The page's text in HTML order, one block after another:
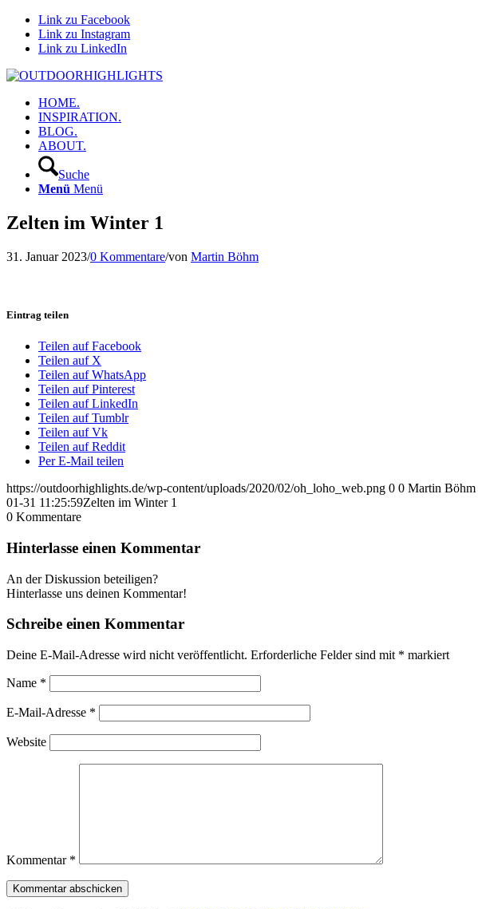
Link zu Facebook
Link zu Instagram
Link zu LinkedIn
HOME.
INSPIRATION.
BLOG.
ABOUT.
Suche
Menü Menü
Zelten im Winter 1
31. Januar 2023/0 Kommentare/von Martin Böhm
Eintrag teilen
Teilen auf Facebook
Teilen auf X
Teilen auf WhatsApp
Teilen auf Pinterest
Teilen auf LinkedIn
Teilen auf Tumblr
Teilen auf Vk
Teilen auf Reddit
Per E-Mail teilen
https://outdoorhighlights.de/wp-content/uploads/2020/02/oh_loho_web.png 0 0 Martin Böhm
01-31 11:25:59Zelten im Winter 1
0 Kommentare
Hinterlasse einen Kommentar
An der Diskussion beteiligen?
Hinterlasse uns deinen Kommentar!
Schreibe einen Kommentar
Deine E-Mail-Adresse wird nicht veröffentlicht. Erforderliche Felder sind mit * markiert
Name *
E-Mail-Adresse *
Website
Kommentar *